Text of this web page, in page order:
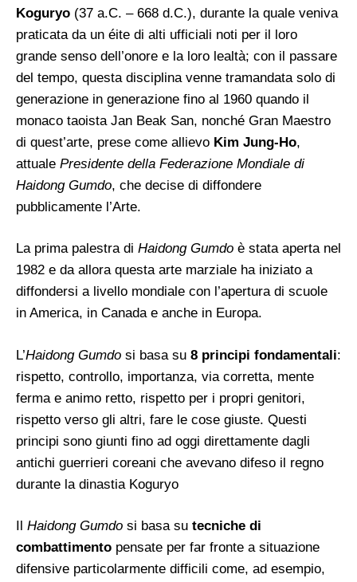
Koguryo (37 a.C. – 668 d.C.), durante la quale veniva
praticata da un éite di alti ufficiali noti per il loro
grande senso dell’onore e la loro lealtà; con il passare
del tempo, questa disciplina venne tramandata solo di
generazione in generazione fino al 1960 quando il
monaco taoista Jan Beak San, nonché Gran Maestro
di quest’arte, prese come allievo Kim Jung-Ho,
attuale Presidente della Federazione Mondiale di
Haidong Gumdo, che decise di diffondere
pubblicamente l’Arte.
La prima palestra di Haidong Gumdo è stata aperta nel
1982 e da allora questa arte marziale ha iniziato a
diffondersi a livello mondiale con l’apertura di scuole
in America, in Canada e anche in Europa.
L’Haidong Gumdo si basa su 8 principi fondamentali:
rispetto, controllo, importanza, via corretta, mente
ferma e animo retto, rispetto per i propri genitori,
rispetto verso gli altri, fare le cose giuste. Questi
principi sono giunti fino ad oggi direttamente dagli
antichi guerrieri coreani che avevano difeso il regno
durante la dinastia Koguryo
Il Haidong Gumdo si basa su tecniche di
combattimento pensate per far fronte a situazione
difensive particolarmente difficili come, ad esempio,